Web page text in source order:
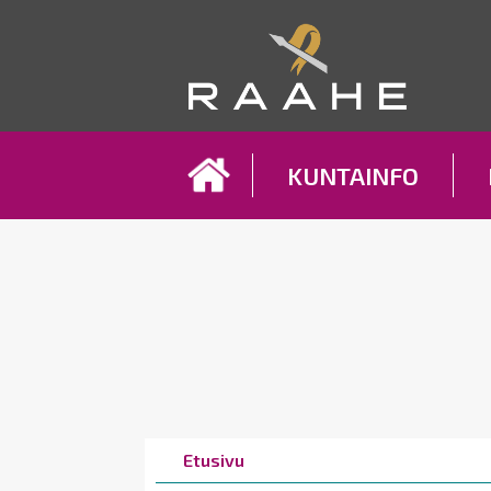
KUNTAINFO
Breadcrumbs
You
are
Etusivu